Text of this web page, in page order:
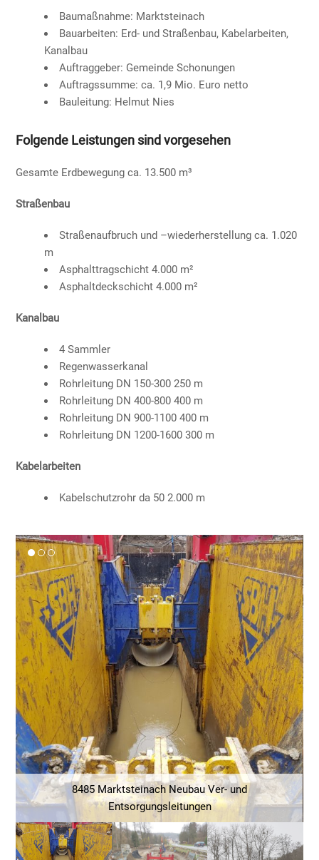
Baumaßnahme: Marktsteinach
Bauarbeiten: Erd- und Straßenbau, Kabelarbeiten,
Kanalbau
Auftraggeber: Gemeinde Schonungen
Auftragssumme: ca. 1,9 Mio. Euro netto
Bauleitung: Helmut Nies
Folgende Leistungen sind vorgesehen
Gesamte Erdbewegung ca. 13.500 m³
Straßenbau
Straßenaufbruch und –wiederherstellung ca. 1.020
m
Asphalttragschicht 4.000 m²
Asphaltdeckschicht 4.000 m²
Kanalbau
4 Sammler
Regenwasserkanal
Rohrleitung DN 150-300 250 m
Rohrleitung DN 400-800 400 m
Rohrleitung DN 900-1100 400 m
Rohrleitung DN 1200-1600 300 m
Kabelarbeiten
Kabelschutzrohr da 50 2.000 m